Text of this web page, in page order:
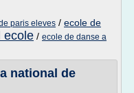
paris eleves / ecole de
ecole / ecole de danse a
national de